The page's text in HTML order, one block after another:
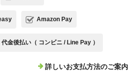
Amazon Pay
代金後払い（ コンビニ / Line Pay ）
詳しいお支払方法のご案内